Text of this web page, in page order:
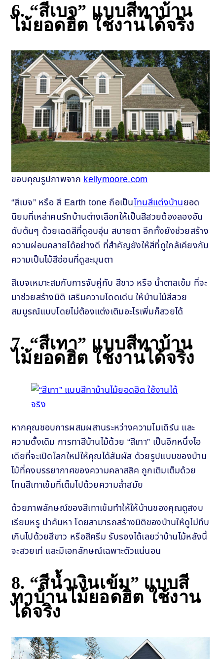
6. “สีเบจ” แบบสีทาบ้าน
ไม้ยอดฮิต ใช้งานได้จริง
ขอบคุณรูปภาพจากkellymoore.com
“สีเบจ” หรือ สี Earth tone ถือเป็นโทนสีแต่งบ้านยอด
นิยมที่เหล่าคนรักบ้านต่างเลือกให้เป็นสีสวยต้องลองอัน
ดับต้นๆ ด้วยเฉดสีที่ดูอบอุ่น สบายตา อีกทั้งยังช่วยสร้าง
ความผ่อนคลายได้อย่างดี ที่สำคัญยังให้สีที่ดูใกล้เคียงกับ
ความเป็นไม้สีอ่อนที่ดูละมุนตา
สีเบจเหมาะสมกับการจับคู่กับ สีขาว หรือ น้ำตาลเข้ม ที่จะ
มาช่วยสร้างมิติ เสริมความโดดเด่น ให้บ้านไม้สีสวย
สมบูรณ์แบบโดยไม่ต้องแต่งเติมอะไรเพิ่มก็สวยได้
7. “สีเทา” แบบสีทาบ้าน
ไม้ยอดฮิต ใช้งานได้จริง
หากคุณชอบการผสมผสานระหว่างความโมเดิร์น และ
ความดั้งเดิม การทาสีบ้านไม้ด้วย “สีเทา” เป็นอีกหนึ่งไอ
เดียที่จะเปิดโลกใหม่ให้คุณได้สัมผัส ด้วยรูปแบบของบ้าน
ไม้ที่คงบรรยากาศของความคลาสสิค ถูกเติมเต็มด้วย
โทนสีเทาเข้มที่เต็มไปด้วยความล้ำสมัย
ด้วยภาพลักษณ์ของสีเทาเข้มทำให้ให้บ้านของคุณดูสงบ
เรียบหรู น่าค้นหา โดยสามารถสร้างมิติของบ้านให้ดูไม่ทึบ
เกินไปด้วยสีขาว หรือสีครีม รับรองได้เลยว่าบ้านไม้หลังนี้
จะสวยเท่ และมีเอกลักษณ์เฉพาะตัวแน่นอน
8. “สีน้ำเงินเข้ม” แบบสี
ทาบ้านไม้ยอดฮิต ใช้งาน
ได้จริง